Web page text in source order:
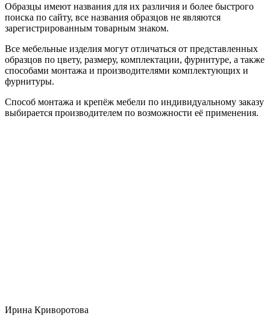
Образцы имеют названия для их различия и более быстрого
поиска по сайту, все названия образцов не являются
зарегистрированным товарным знаком.
Все мебельные изделия могут отличаться от представленных
образцов по цвету, размеру, комплектации, фурнитуре, а также
способами монтажа и производителями комплектующих и
фурнитуры.
Способ монтажа и крепёж мебели по индивидуальному заказу
выбирается производителем по возможности её применения.
Ирина Криворотова